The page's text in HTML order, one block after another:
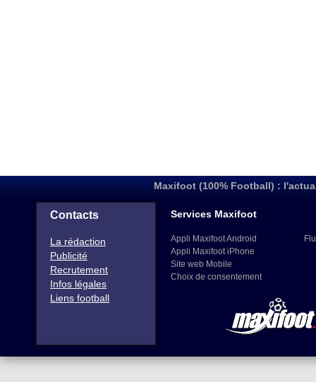
Maxifoot (100% Football) :
Contacts
La rédaction
Publicité
Recrutement
Infos légales
Liens football
Services Maxifoot
Appli Maxifoot Android
Appli Maxifoot iPhone
Site web Mobile
Choix de consentement